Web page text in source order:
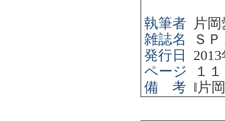
執筆者
片
雑誌名
Ｓ
発行日
2013
ページ
１
備 考 ‖片